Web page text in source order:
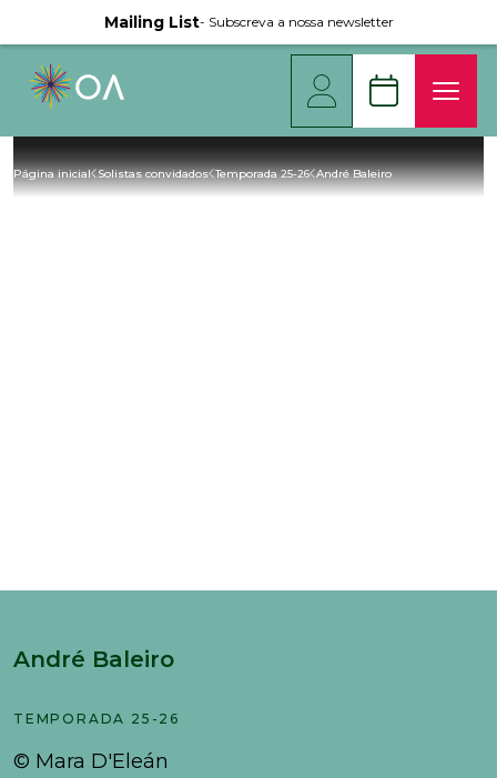
Mailing List- Subscreva a nossa newsletter
Página inicial Solistas convidados Temporada 25-26 André Baleiro
André Baleiro
TEMPORADA 25-26
© Mara D'Eleán